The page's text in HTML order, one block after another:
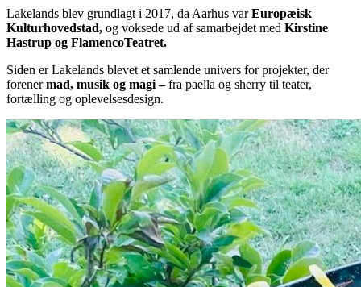
Lakelands blev grundlagt i 2017, da Aarhus varEuropæisk
Kulturhovedstad, og voksede ud af samarbejdet med Kirstine
Hastrup og FlamencoTeatret.
Siden er Lakelands blevet et samlende univers for projekter, der
forenermad, musik og magi –fra paella og sherry til teater,
fortælling og oplevelsesdesign.